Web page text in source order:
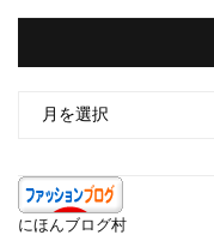
イ
ブ
にほんブログ村